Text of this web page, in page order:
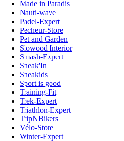
Made in Paradis
Nauti-wave
Padel-Expert
Pecheur-Store
Pet and Garden
Slowood Interior
Smash-Expert
Sneak'In
Sneakids
Sport is good
Training-Fit
Trek-Expert
Triathlon-Expert
TripNBikers
Vélo-Store
Winter-Expert